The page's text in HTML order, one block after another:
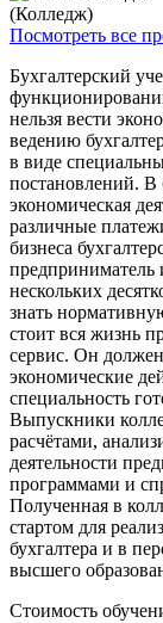
Посмотреть все
Бухгалтерский
нельзя вести
ведению
в виде
постановлений. В
экономическая
различные
бизнеса
предприниматель
нескольких
знать
стоит вся жизнь
сервис. Он
экономические
специальность
Выпускники
расчётами,
деятельности
программами и
Полученная в
стартом для
бухгалтера и в
высшего
Стоимость